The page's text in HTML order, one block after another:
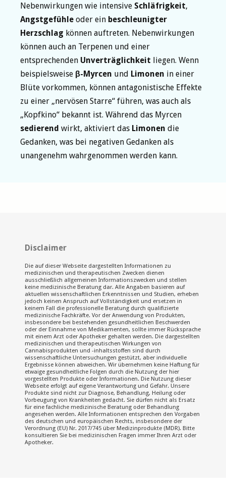
Nebenwirkungen wie intensive Schläfrigkeit,
Angstgefühle oder ein beschleunigter
Herzschlag können auftreten. Nebenwirkungen
können auch an Terpenen und einer
entsprechenden Unverträglichkeit liegen. Wenn
beispielsweise β-Myrcen und Limonen in einer
Blüte vorkommen, können antagonistische Effekte
zu einer „nervösen Starre“ führen, was auch als
„Kopfkino“ bekannt ist. Während das Myrcen
sedierend wirkt, aktiviert das Limonen die
Gedanken, was bei negativen Gedanken als
unangenehm wahrgenommen werden kann.
Disclaimer
Die auf dieser Webseite dargestellten Informationen zu
medizinischen und therapeutischen Zwecken dienen
ausschließlich allgemeinen Informationszwecken und stellen
keine medizinische Beratung dar. Alle Angaben basieren auf
aktuellen wissenschaftlichen Erkenntnissen und Studien, erheben
jedoch keinen Anspruch auf Vollständigkeit und ersetzen in
keinem Fall die professionelle Beratung durch qualifizierte
medizinische Fachkräfte. Vor der Anwendung von Produkten,
insbesondere bei bestehenden gesundheitlichen Beschwerden
oder der Einnahme von Medikamenten, sollte immer Rücksprache
mit einem Arzt oder Apotheker gehalten werden. Die dargestellten
medizinischen und therapeutischen Wirkungen von
Cannabisprodukten und -inhaltsstoffen sind durch
wissenschaftliche Untersuchungen gestützt, aber individuelle
Ergebnisse können abweichen. Wir übernehmen keine Haftung für
etwaige gesundheitliche Folgen durch die Nutzung der hier
vorgestellten Produkte oder Informationen. Die Nutzung dieser
Webseite erfolgt auf eigene Verantwortung und Gefahr. Unsere
Produkte sind nicht zur Diagnose, Behandlung, Heilung oder
Vorbeugung von Krankheiten gedacht. Sie dürfen nicht als Ersatz
für eine fachliche medizinische Beratung oder Behandlung
angesehen werden. Alle Informationen entsprechen den Vorgaben
des deutschen und europäischen Rechts, insbesondere der
Verordnung (EU) Nr. 2017/745 über Medizinprodukte (MDR). Bitte
konsultieren Sie bei medizinischen Fragen immer Ihren Arzt oder
Apotheker.